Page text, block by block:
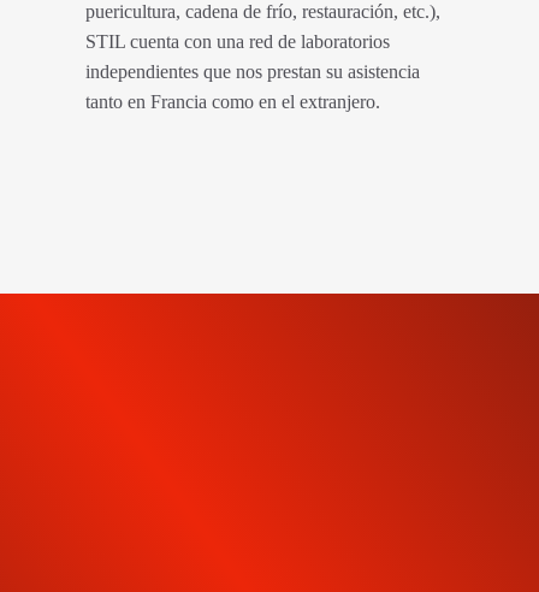
puericultura, cadena de frío, restauración, etc.),
STIL cuenta con una red de laboratorios
independientes que nos prestan su asistencia
tanto en Francia como en el extranjero.